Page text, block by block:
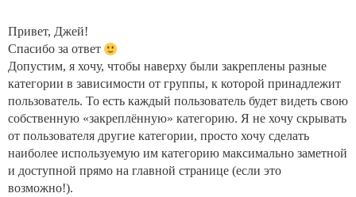
Привет, Джей!
Спасибо за ответ
Допустим, я хочу, чтобы наверху были закреплены разные
категории в зависимости от группы, к которой принадлежит
пользователь. То есть каждый пользователь будет видеть свою
собственную «закреплённую» категорию. Я не хочу скрывать
от пользователя другие категории, просто хочу сделать
наиболее используемую им категорию максимально заметной
и доступной прямо на главной странице (если это
возможно!).